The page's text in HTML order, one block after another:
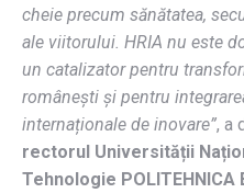
cheie precum sănătatea,
ale viitorului. HRIA nu este
un catalizator pentru
românești și pentru
internaționale de inovare”, a
rectorul Universității
Tehnologie POLITEHNICA